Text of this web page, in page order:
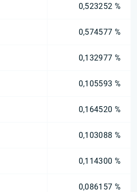
0,523252 %
0,574577 %
0,132977 %
0,105593 %
0,164520 %
0,103088 %
0,114300 %
0,086157 %